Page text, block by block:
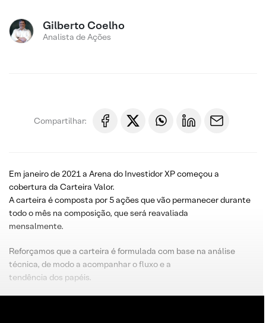
Gilberto Coelho
Analista de Ações
Compartilhar:
Em janeiro de 2021 a Arena do Investidor XP começou a
cobertura da Carteira Valor.
A carteira é composta por 5 ações que vão permanecer durante
todo o mês na composição, que será reavaliada
mensalmente.
Reforçamos que a carteira é formulada com base na análise
técnica, de modo a acompanhar o fluxo e a
tendência dos papéis.